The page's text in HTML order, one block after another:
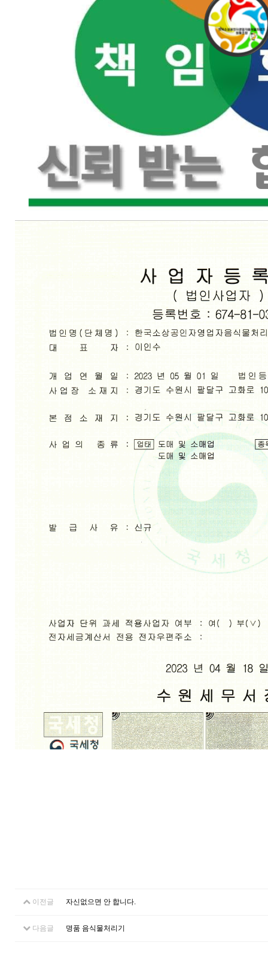
이전글 자신없으면 안 합니다.
다음글 명품 음식물처리기